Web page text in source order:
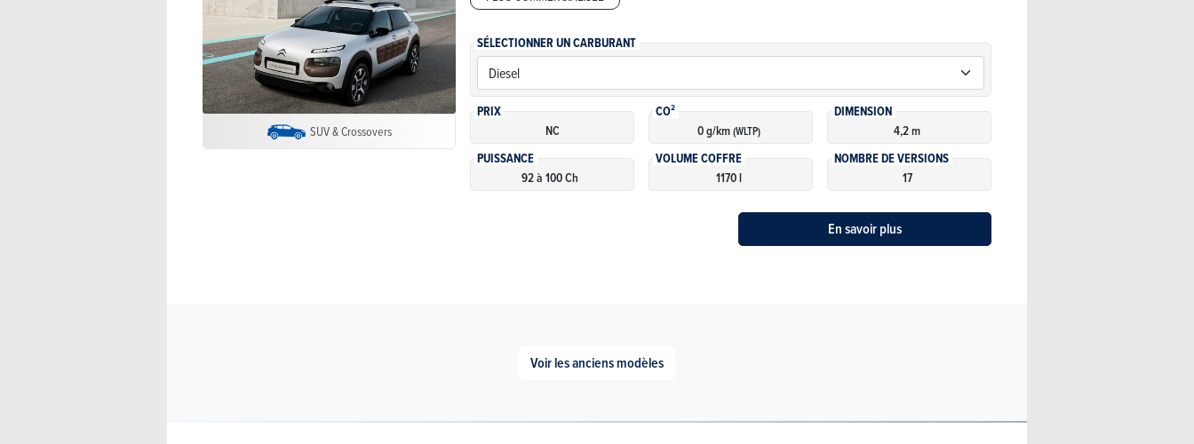
SUV & Crossovers
SÉLECTIONNER UN CARBURANT
PRIX
NC
CO²
0 g/km(WLTP)
DIMENSION
4,2 m
PUISSANCE
92 à 100 Ch
VOLUME COFFRE
1170 l
NOMBRE DE VERSIONS
17
En savoir plus
Voir les anciens modèles